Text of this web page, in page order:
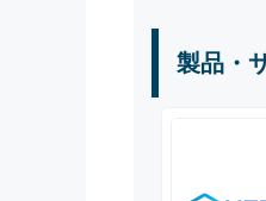
製品・